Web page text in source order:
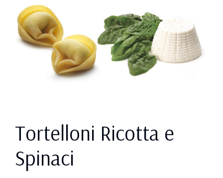
Tortelloni Ricotta e
Spinaci